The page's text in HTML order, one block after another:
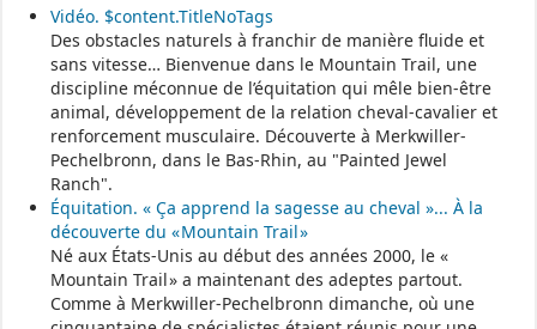
Il est mis à jour tous les vendredis.
Le sitehttps://monenfant.fr/ de la CAF présente les disponibilités
des assistants maternels.
- - - - - - - - - - - - - - - - - -
Permanence mairie
Le secrétariat est fermé le samedi matin.
Une permanence est assurée par le maire, sur rendez-vous.
Vidéo. $content.TitleNoTags
Des obstacles naturels à franchir de manière fluide et
sans vitesse… Bienvenue dans le Mountain Trail, une
discipline méconnue de l’équitation qui mêle bien-être
animal, développement de la relation cheval-cavalier et
renforcement musculaire. Découverte à Merkwiller-
Pechelbronn, dans le Bas-Rhin, au "Painted Jewel
Ranch".
Équitation. « Ça apprend la sagesse au cheval »... À la
découverte du « Mountain Trail »
Né aux États-Unis au début des années 2000, le «
Mountain Trail » a maintenant des adeptes partout.
Comme à Merkwiller-Pechelbronn dimanche, où une